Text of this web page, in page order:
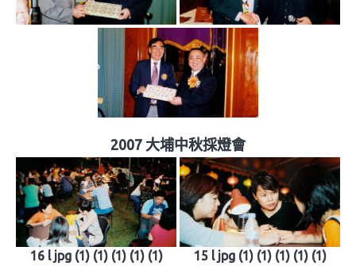
2007 大埔中秋採燈會
16 l jpg (1) (1) (1) (1) (1) 15 l jpg (1) (1) (1) (1) (1)